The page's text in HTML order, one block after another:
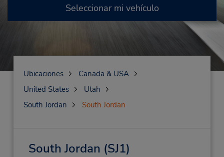
Seleccionar mi vehículo
Ubicaciones
Canada & USA
United States
Utah
South Jordan
South Jordan
South Jordan (SJ1)